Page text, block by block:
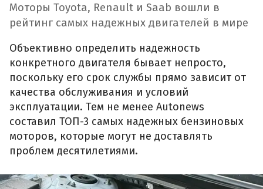
Моторы Toyota, Renault и Saab вошли в
рейтинг самых надежных двигателей в мире
Объективно определить надежность
конкретного двигателя бывает непросто,
поскольку его срок службы прямо зависит от
качества обслуживания и условий
эксплуатации. Тем не менее Autonews
составил ТОП-3 самых надежных бензиновых
моторов, которые могут не доставлять
проблем десятилетиями.